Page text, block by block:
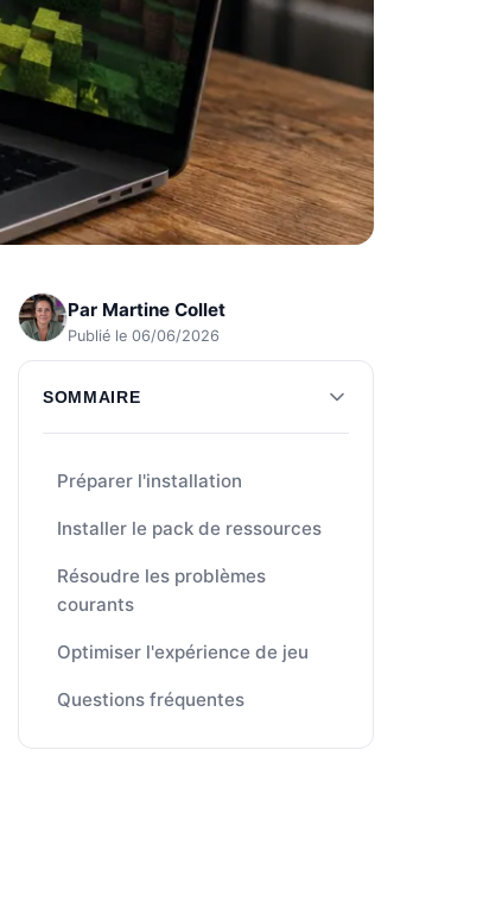
Par Martine Collet
Publié le 06/06/2026
SOMMAIRE
Préparer l'installation
Installer le pack de ressources
Résoudre les problèmes
courants
Optimiser l'expérience de jeu
Questions fréquentes